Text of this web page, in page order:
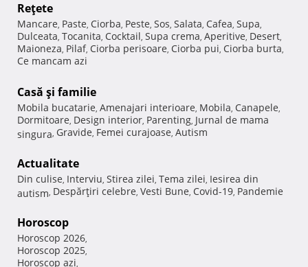
Reţete
Mancare, Paste, Ciorba, Peste, Sos, Salata, Cafea, Supa,
Dulceata, Tocanita, Cocktail, Supa crema, Aperitive, Desert,
Maioneza, Pilaf, Ciorba perisoare, Ciorba pui, Ciorba burta,
Ce mancam azi
Casă şi familie
Mobila bucatarie, Amenajari interioare, Mobila, Canapele,
Dormitoare, Design interior, Parenting, Jurnal de mama
singura, Gravide, Femei curajoase, Autism
Actualitate
Din culise, Interviu, Stirea zilei, Tema zilei, Iesirea din
autism, Despărţiri celebre, Vesti Bune, Covid-19, Pandemie
Horoscop
Horoscop 2026,
Horoscop 2025,
Horoscop azi,